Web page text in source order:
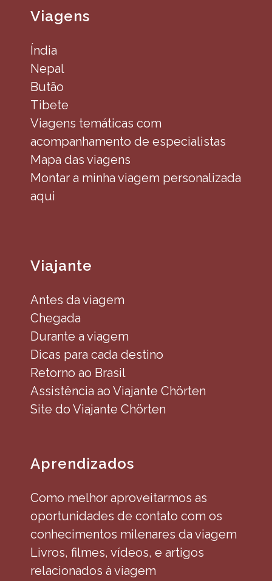
Viagens
Índia
Nepal
Butão
Tibete
Viagens temáticas com
acompanhamento de especialistas
Mapa das viagens
Montar a minha viagem personalizada
aqui
Viajante
Antes da viagem
Chegada
Durante a viagem
Dicas para cada destino
Retorno ao Brasil
Assistência ao Viajante Chörten
Site do Viajante Chörten
Aprendizados
Como melhor aproveitarmos as
oportunidades de contato com os
conhecimentos milenares da viagem
Livros, filmes, vídeos, e artigos
relacionados à viagem